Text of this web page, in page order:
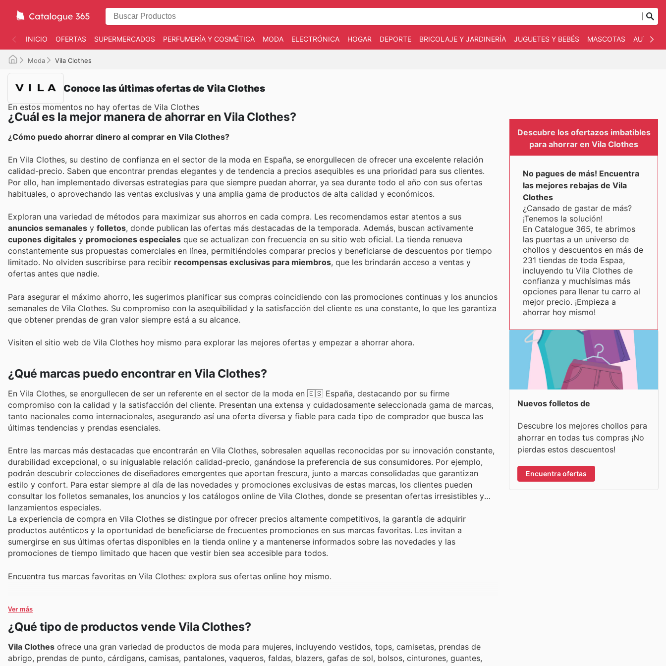
INICIO OFERTAS SUPERMERCADOS PERFUMERÍA Y COSMÉTICA MODA ELECTRÓNICA HOGAR DEPORTE BRICOLAJE Y JARDINERÍA JUGUETES Y BEBÉS MASCOTAS AUTO Y
Moda Vila Clothes
Conoce las últimas ofertas de Vila Clothes
En estos momentos no hay ofertas de Vila Clothes
¿Cuál es la mejor manera de ahorrar en Vila Clothes?
¿Cómo puedo ahorrar dinero al comprar en Vila Clothes?
En Vila Clothes, su destino de confianza en el sector de la moda en España, se enorgullecen de ofrecer una excelente relación
calidad-precio. Saben que encontrar prendas elegantes y de tendencia a precios asequibles es una prioridad para sus clientes.
Por ello, han implementado diversas estrategias para que siempre puedan ahorrar, ya sea durante todo el año con sus ofertas
habituales, o aprovechando las ventas exclusivas y una amplia gama de productos de alta calidad y económicos.
Exploran una variedad de métodos para maximizar sus ahorros en cada compra. Les recomendamos estar atentos a sus
anuncios semanales y folletos, donde publican las ofertas más destacadas de la temporada. Además, buscan activamente
cupones digitales y promociones especiales que se actualizan con frecuencia en su sitio web oficial. La tienda renueva
constantemente sus propuestas comerciales en línea, permitiéndoles comparar precios y beneficiarse de descuentos por tiempo
limitado. No olviden suscribirse para recibir recompensas exclusivas para miembros, que les brindarán acceso a ventas y
ofertas antes que nadie.
Para asegurar el máximo ahorro, les sugerimos planificar sus compras coincidiendo con las promociones continuas y los anuncios
semanales de Vila Clothes. Su compromiso con la asequibilidad y la satisfacción del cliente es una constante, lo que les garantiza
que obtener prendas de gran valor siempre está a su alcance.
Visiten el sitio web de Vila Clothes hoy mismo para explorar las mejores ofertas y empezar a ahorrar ahora.
¿Qué marcas puedo encontrar en Vila Clothes?
En Vila Clothes, se enorgullecen de ser un referente en el sector de la moda en 🇪🇸 España, destacando por su firme
compromiso con la calidad y la satisfacción del cliente. Presentan una extensa y cuidadosamente seleccionada gama de marcas,
tanto nacionales como internacionales, asegurando así una oferta diversa y fiable para cada tipo de comprador que busca las
últimas tendencias y prendas esenciales.
Entre las marcas más destacadas que encontrarán en Vila Clothes, sobresalen aquellas reconocidas por su innovación constante,
durabilidad excepcional, o su inigualable relación calidad-precio, ganándose la preferencia de sus consumidores. Por ejemplo,
podrán descubrir colecciones de diseñadores emergentes que aportan frescura, junto a marcas consolidadas que garantizan
estilo y confort. Para estar siempre al día de las novedades y promociones exclusivas de estas marcas, los clientes pueden
consultar los folletos semanales, los anuncios y los catálogos online de Vila Clothes, donde se presentan ofertas irresistibles y
lanzamientos especiales.
La experiencia de compra en Vila Clothes se distingue por ofrecer precios altamente competitivos, la garantía de adquirir
productos auténticos y la oportunidad de beneficiarse de frecuentes promociones en sus marcas favoritas. Les invitan a
sumergirse en sus últimas ofertas disponibles en la tienda online y a mantenerse informados sobre las novedades y las
promociones de tiempo limitado que hacen que vestir bien sea accesible para todos.
Encuentra tus marcas favoritas en Vila Clothes: explora sus ofertas online hoy mismo.
Ver más
¿Qué tipo de productos vende Vila Clothes?
Vila Clothes ofrece una gran variedad de productos de moda para mujeres, incluyendo vestidos, tops, camisetas, prendas de
abrigo, prendas de punto, cárdigans, camisas, pantalones, vaqueros, faldas, blazers, gafas de sol, bolsos, cinturones, guantes,
Descubre los ofertazos imbatibles
para ahorrar en Vila Clothes
No pagues de más! Encuentra
las mejores rebajas de Vila
Clothes
¿Cansado de gastar de más?
¡Tenemos la solución!
En Catalogue 365, te abrimos
las puertas a un universo de
chollos y descuentos en más de
231 tiendas de toda Espaa,
incluyendo tu Vila Clothes de
confianza y muchísimas más
opciones para llenar tu carro al
mejor precio. ¡Empieza a
ahorrar hoy mismo!
Nuevos folletos de
Descubre los mejores chollos para
ahorrar en todas tus compras ¡No
pierdas estos descuentos!
Encuentra ofertas